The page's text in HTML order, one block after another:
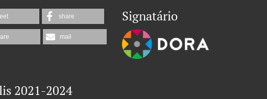
share
mail
Signatário
2021-2024